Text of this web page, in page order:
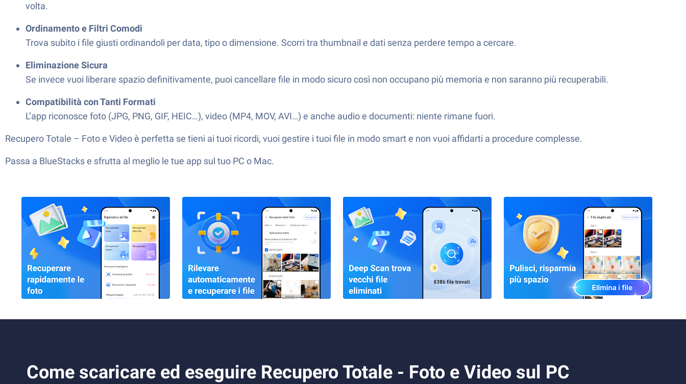
volta.
Ordinamento e Filtri Comodi
Trova subito i file giusti ordinandoli per data, tipo o dimensione. Scorri tra thumbnail e dati senza perdere tempo a cercare.
Eliminazione Sicura
Se invece vuoi liberare spazio definitivamente, puoi cancellare file in modo sicuro così non occupano più memoria e non saranno più recuperabili.
Compatibilità con Tanti Formati
L’app riconosce foto (JPG, PNG, GIF, HEIC…), video (MP4, MOV, AVI…) e anche audio e documenti: niente rimane fuori.
Recupero Totale – Foto e Video è perfetta se tieni ai tuoi ricordi, vuoi gestire i tuoi file in modo smart e non vuoi affidarti a procedure complesse.
Passa a BlueStacks e sfrutta al meglio le tue app sul tuo PC o Mac.
Come scaricare ed eseguire Recupero Totale - Foto e Video sul PC